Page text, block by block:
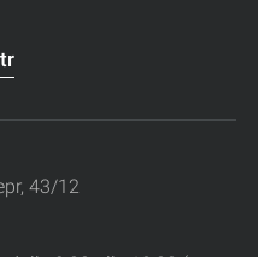
43/12